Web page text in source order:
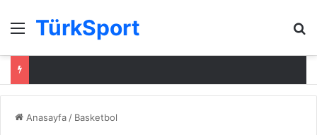
Menü
TürkSport
Anasayfa / Basketbol